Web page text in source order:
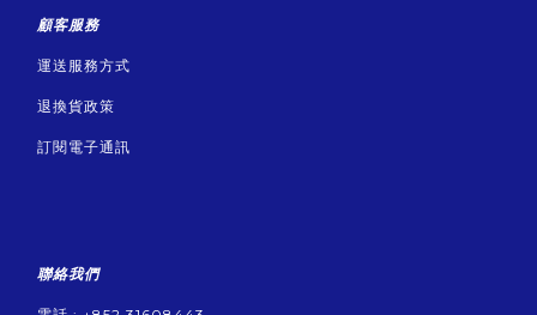
顧客服務
運送服務方式
退換貨政策
訂閱電子通訊
聯絡我們